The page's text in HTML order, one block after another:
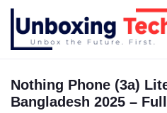
Nothing Phone (3a)
Bangladesh 2025 –